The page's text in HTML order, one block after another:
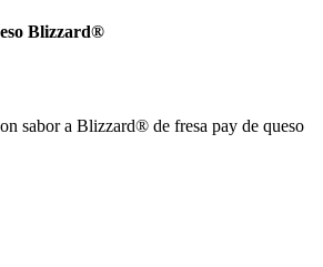
Blizzard®
sabor a Blizzard® de fresa pay de queso